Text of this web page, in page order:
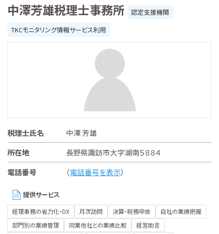
中澤芳雄税理士事務所
認定支援機関
TKCモニタリング情報サービス利用
税理士氏名
中澤 芳雄
所在地
長野県諏訪市大字湖南５８８４
電話番号
（電話番号を表示）
提供サービス
経理事務の省力化・DX 月次訪問 決算・税務申告
自社の業績把握
部門別の業績管理
同業他社との業績比較
経営助言